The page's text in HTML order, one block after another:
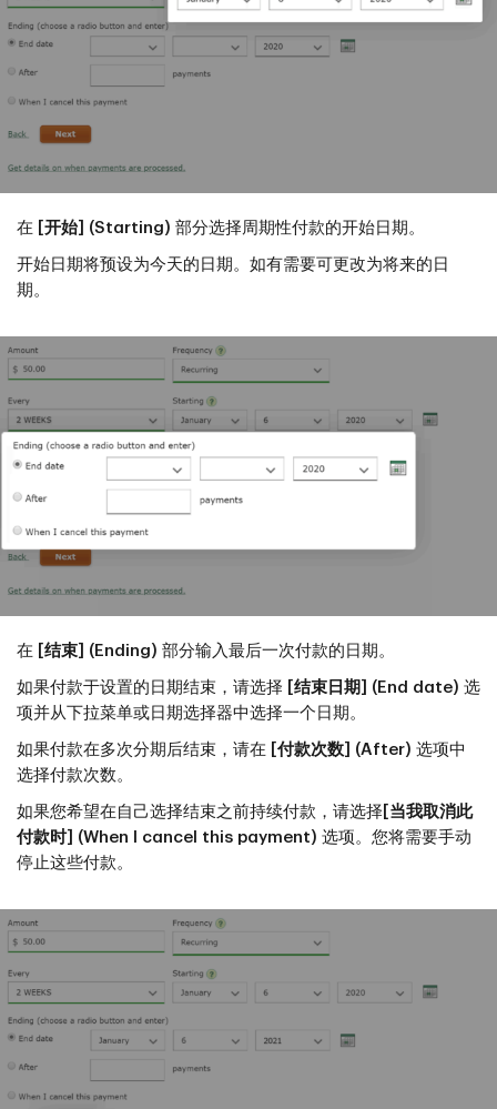
在 [开始] (Starting) 部分选择周期性付款的开始日期。
开始日期将预设为今天的日期。如有需要可更改为将来的日
期。
在 [结束] (Ending) 部分输入最后一次付款的日期。
如果付款于设置的日期结束，请选择 [结束日期] (End date) 选
项并从下拉菜单或日期选择器中选择一个日期。
如果付款在多次分期后结束，请在 [付款次数] (After) 选项中
选择付款次数。
如果您希望在自己选择结束之前持续付款，请选择 [当我取消此
付款时] (When I cancel this payment) 选项。您将需要手动
停止这些付款。